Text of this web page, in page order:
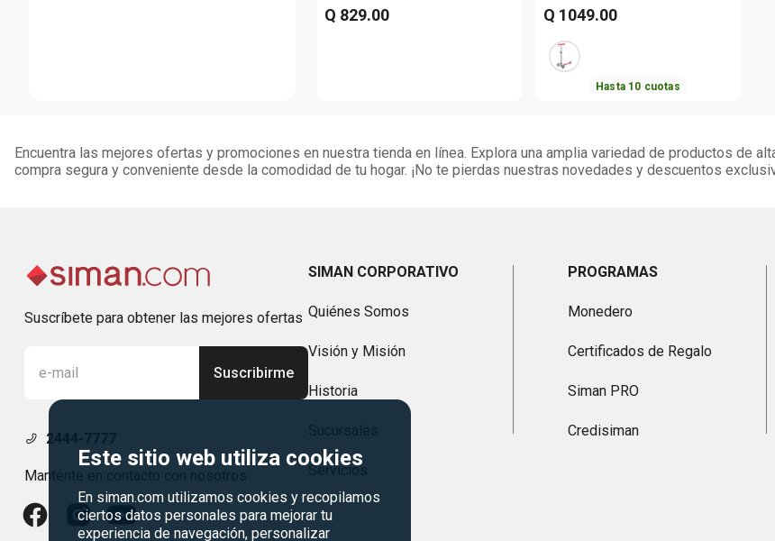
Este sitio web utiliza cookies
En siman.com utilizamos cookies y recopilamos
ciertos datos personales para mejorar tu
experiencia de navegación, personalizar
Q 829.00 Q 1049.00
Hasta 10 cuotas
Encuentra las mejores ofertas y promociones en nuestra tienda en línea. Explora una amplia variedad de productos de
compra segura y conveniente desde la comodidad de tu hogar. ¡No te pierdas nuestras novedades y descuentos
Suscríbete para obtener las mejores ofertas
Suscribirme
2444-7777
Manténte en contacto con nosotros
SIMAN CORPORATIVO
Quiénes Somos
Visión y Misión
Historia
Servicios
PROGRAMAS
Monedero
Certificados de Regalo
Siman PRO
Credisiman